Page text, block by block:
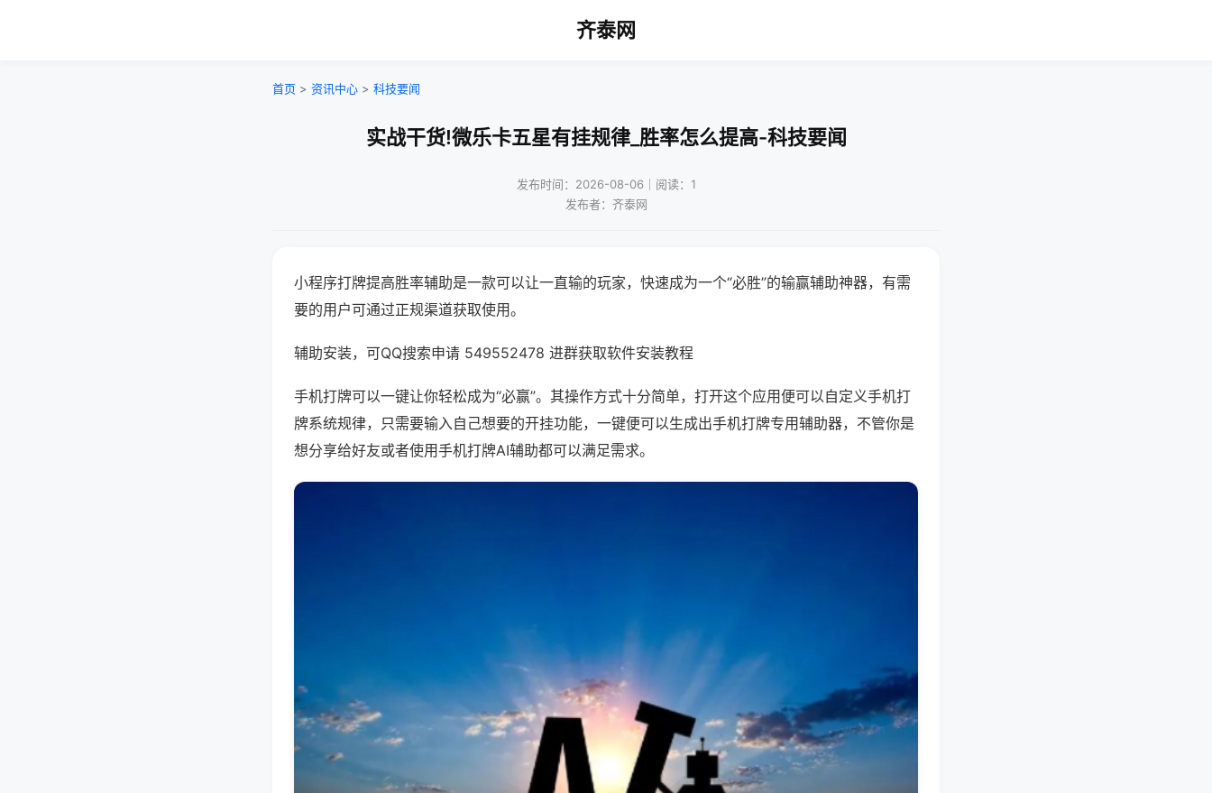
齐泰网
首页 > 资讯中心 > 科技要闻
实战干货!微乐卡五星有挂规律_胜率怎么提高-科技要闻
发布时间：2026-08-06｜阅读：1
发布者：齐泰网
小程序打牌提高胜率辅助是一款可以让一直输的玩家，快速成为一个“必胜”的输赢辅助神器，有需
要的用户可通过正规渠道获取使用。
辅助安装，可QQ搜索申请 549552478 进群获取软件安装教程
手机打牌可以一键让你轻松成为“必赢”。其操作方式十分简单，打开这个应用便可以自定义手机打
牌系统规律，只需要输入自己想要的开挂功能，一键便可以生成出手机打牌专用辅助器，不管你是
想分享给好友或者使用手机打牌AI辅助都可以满足需求。